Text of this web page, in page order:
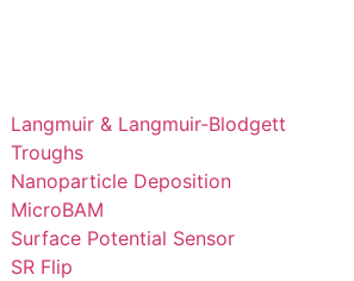
Langmuir & Langmuir-Blodgett
Troughs
Nanoparticle Deposition
MicroBAM
Surface Potential Sensor
SR Flip